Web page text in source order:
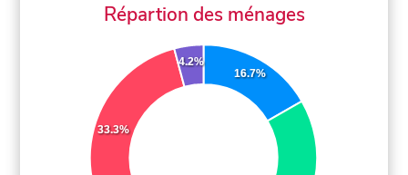
Répartion des ménages
16.7%
33.3%
4.2%